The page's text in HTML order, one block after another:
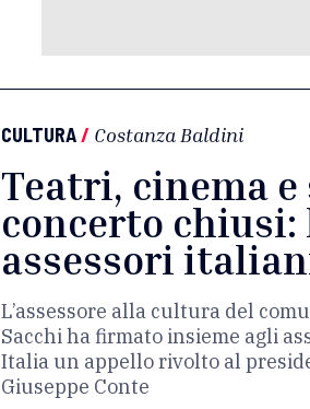
CULTURA/ Costanza Baldini
Teatri, cinema e
concerto chiusi:
assessori
L’assessore alla cultura del
Sacchi ha firmato insieme agli
Italia un appello rivolto al
Giuseppe Conte